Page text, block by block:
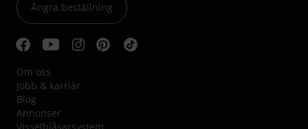
Ångra beställning
Om oss
Jobb & karriär
Blog
Annonser